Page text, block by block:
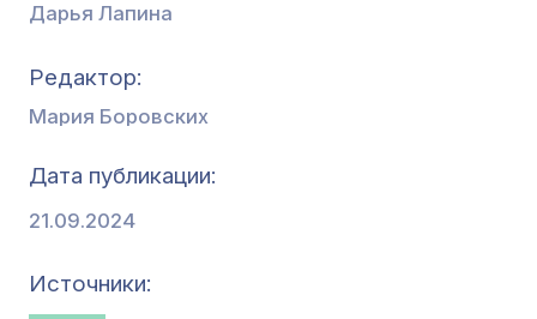
Дарья Лапина
Редактор
Мария Боровских
Дата публикации
21.09.2024
Источники